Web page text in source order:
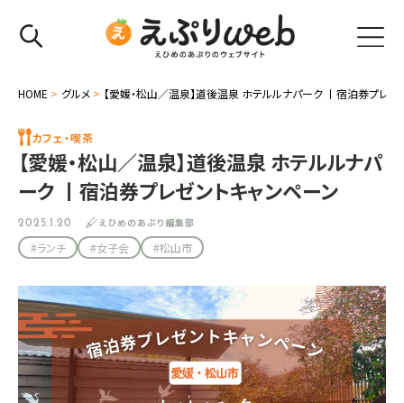
HOME > グルメ > 【愛媛・松山／温泉】道後温泉 ホテルルナパーク 丨宿泊券プレゼ
カフェ・喫茶
【愛媛・松山／温泉】道後温泉 ホテルルナパ
ーク 丨宿泊券プレゼントキャンペーン
2025.1.20 えひめのあぷり編集部
#ランチ #女子会 #松山市